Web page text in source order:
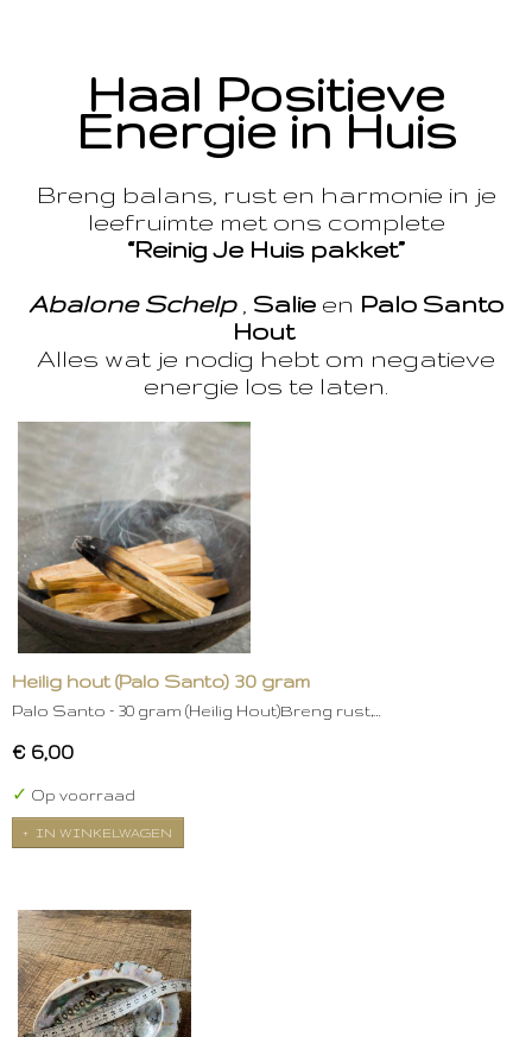
Haal Positieve
Energie in Huis
Breng balans, rust en harmonie in je
leefruimte met ons complete
“Reinig Je Huis pakket”
Abalone Schelp, Salie en Palo Santo
Hout
Alles wat je nodig hebt om negatieve
energie los te laten.
Heilig hout (Palo Santo) 30 gram
Palo Santo – 30 gram (Heilig Hout)Breng rust,…
€ 6,00
✓ Op voorraad
IN WINKELWAGEN